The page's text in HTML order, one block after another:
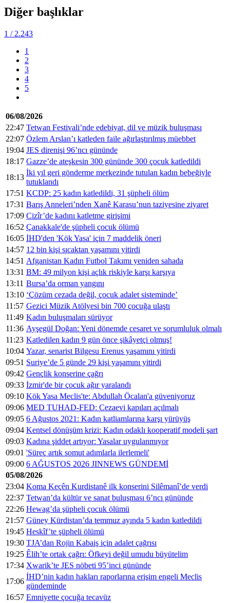
Diğer başlıklar
1 / 2.243
1
2
3
4
5
06/08/2026
22:47 Tetwan Festivali’nde edebiyat, dil ve müzik buluşması
22:07 Özlem Arslan’ı katleden faile ağırlaştırılmış müebbet
19:04 JES direnişi 96’ncı gününde
18:17 Gazze’de ateşkesin 300 gününde 300 çocuk katledildi
18:13
İki yıl geri gönderme merkezinde tutulan kadın bebeğiyle
tutuklandı
17:51 KCDP: 25 kadın katledildi, 31 şüpheli ölüm
17:31 Barış Anneleri’nden Xanê Karasu’nun taziyesine ziyaret
17:09 Cizîr’de kadını katletme girişimi
16:52 Çanakkale'de şüpheli çocuk ölümü
16:05 İHD'den 'Kök Yasa' için 7 maddelik öneri
14:57 12 bin kişi sıcaktan yaşamını yitirdi
14:51 Afganistan Kadın Futbol Takımı yeniden sahada
13:31 BM: 49 milyon kişi açlık riskiyle karşı karşıya
13:11 Bursa’da orman yangını
13:10 ‘Çözüm cezada değil, çocuk adalet sisteminde’
11:57 Gezici Müzik Atölyesi bin 700 çocuğa ulaştı
11:49 Kadın buluşmaları sürüyor
11:36 Ayşegül Doğan: Yeni dönemde cesaret ve sorumluluk olmalı
11:23 Katledilen kadın 9 gün önce şikâyetçi olmuş!
10:04 Yazar, senarist Bilgesu Erenus yaşamını yitirdi
09:51 Suriye’de 5 günde 29 kişi yaşamını yitirdi
09:42 Gençlik konserine çağrı
09:33 İzmir'de bir çocuk ağır yaralandı
09:10 Kök Yasa Meclis'te: Abdullah Öcalan'a güveniyoruz
09:06 MED TUHAD-FED: Cezaevi kapıları açılmalı
09:05 6 Ağustos 2021: Kadın katliamlarına karşı yürüyüş
09:04 Kentsel dönüşüm krizi: Kadın odaklı kooperatif modeli şart
09:03 Kadına şiddet artıyor: Yasalar uygulanmıyor
09:01 'Süreç artık somut adımlarla ilerlemeli'
09:00 6 AĞUSTOS 2026 JINNEWS GÜNDEMİ
05/08/2026
23:04 Koma Keçên Kurdistanê ilk konserini Silêmanî’de verdi
22:37 Tetwan’da kültür ve sanat buluşması 6’ncı gününde
22:26 Hewag’da şüpheli çocuk ölümü
21:57 Güney Kürdistan’da temmuz ayında 5 kadın katledildi
19:45 Heskîf’te şüpheli ölümü
19:30 TJA’dan Rojin Kabaiş için adalet çağrısı
19:25 Êlih’te ortak çağrı: Öfkeyi değil umudu büyütelim
17:34 Xwarik’te JES nöbeti 95’inci gününde
17:06
İHD’nin kadın hakları raporlarına erişim engeli Meclis
gündeminde
16:57 Emniyette çocuğa tecavüz